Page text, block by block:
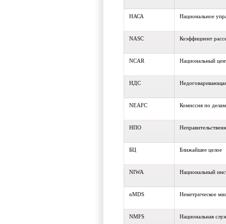
НАСА Национальное
NASC Коэффициент
NCAR Национальный
НДС
NEAFC Комиссия по
НПО
БЦ Ближайшее целое
NIWA Национальный
nMDS Неметрическое
NMFS Национальная